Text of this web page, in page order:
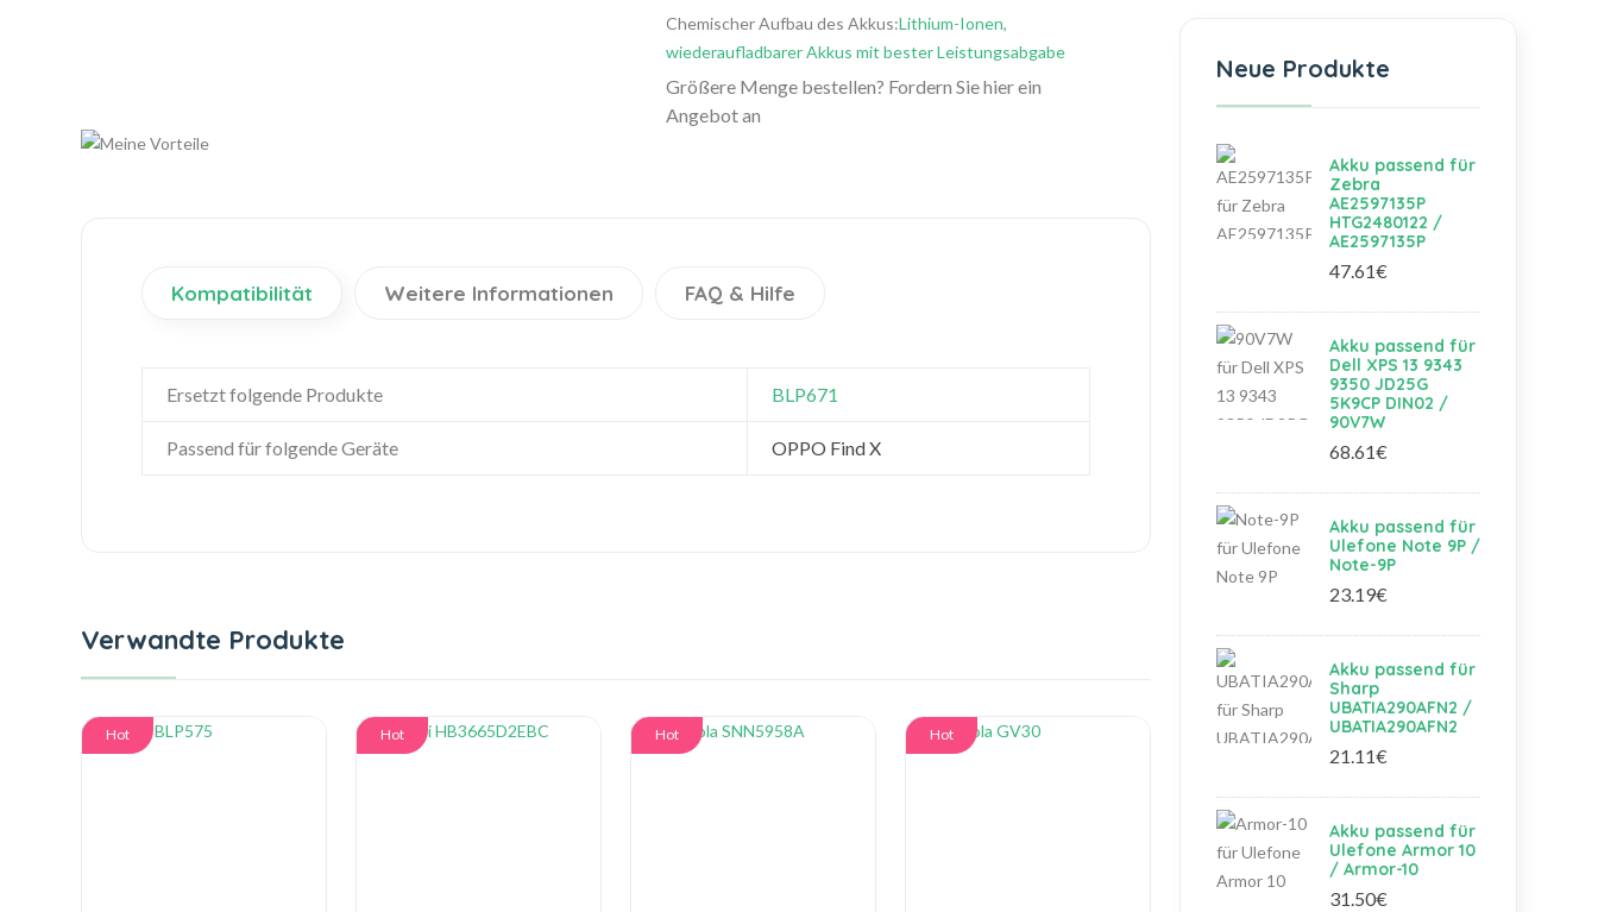
Chemischer Aufbau des Akkus:Lithium-Ionen,
wiederaufladbarer Akkus mit bester Leistungsabgabe
Größere Menge bestellen? Fordern Sie hier ein
Angebot an
Kompatibilität Weitere Informationen FAQ & Hilfe
Ersetzt folgende Produkte BLP671
Passend für folgende Geräte OPPO Find X
Verwandte Produkte
Hot Hot Hot Hot
Neue Produkte
Akku passend für
Zebra
AE2597135P
HTG2480122 /
AE2597135P
47.61€
Akku passend für
Dell XPS 13 9343
9350 JD25G
5K9CP DIN02 /
90V7W
68.61€
Akku passend für
Ulefone Note 9P /
Note-9P
23.19€
Akku passend für
Sharp
UBATIA290AFN2 /
UBATIA290AFN2
21.11€
Akku passend für
Ulefone Armor 10
/ Armor-10
31.50€